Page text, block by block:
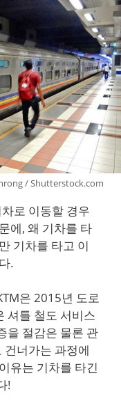
/ Shutterstock.com
로 이동할 경우
에, 왜 기차를 타
기차를 타고 이
.
은 2015년 도로
셔틀 철도 서비스
을 절감은 물론 관
너가는 과정에
유는 기차를 타긴
!